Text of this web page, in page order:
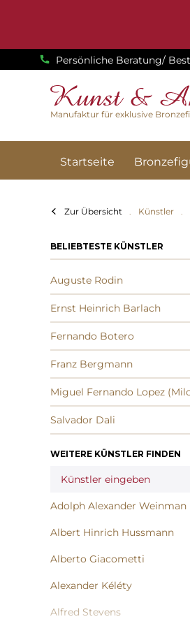
Persönliche Beratung/
Manufaktur für exklusive
Startseite
Zur Übersicht Künstler
BELIEBTESTE KÜNSTLER
Auguste Rodin
Ernst Heinrich Barlach
Fernando Botero
Franz Bergmann
Miguel Fernando Lopez
Salvador Dali
WEITERE KÜNSTLER FINDEN
Adolph Alexander Weinman
Albert Hinrich Hussmann
Alberto Giacometti
Alexander Kéléty
Alfred Stevens